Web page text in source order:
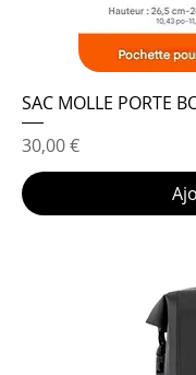
SAC MOLLE PORTE
Prix
30,00 €